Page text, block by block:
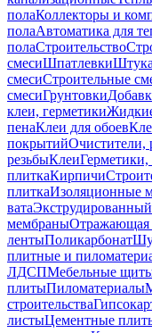
полаКоллекторы и
полаАвтоматика для
полаСтроительство
смесиШпатлевки
смесиСтроительные
смесиГрунтовки
клеи, герметики
пенаКлеи для обоев
покрытийОчистители,
резьбыКлеи
плиткаКирпичи
плиткаИзоляционные
вата
мембраныОтражающая
лентыПоликарбонат
плитные и
ЛДСПМебельные
плитыПиломатериалы
строительства
листыЦементные